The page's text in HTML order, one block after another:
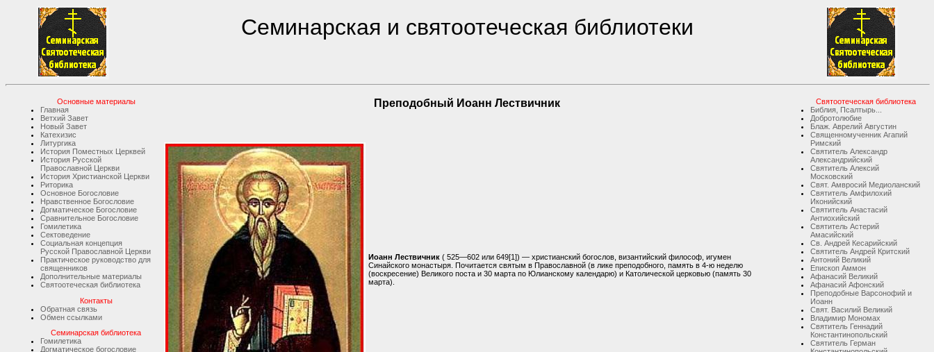
Семинарская и святоотеческая библиотеки
Основные материалы
Главная
Ветхий Завет
Новый Завет
Катехизис
Литургика
История Поместных Церквей
История Русской
Православной Церкви
История Христианской Церкви
Риторика
Основное Богословие
Нравственное Богословие
Догматическое Богословие
Сравнительное Богословие
Гомилетика
Сектоведение
Социальная концепция
Русской Православной Церкви
Практическое руководство для
священников
Дополнительные материалы
Святоотеческая библиотека
Контакты
Обратная связь
Обмен ссылками
Семинарская библиотека
Гомилетика
Догматическое богословие
Преподобный Иоанн Лествичник
Иоанн Лествичник ( 525—602 или 649[1]) — христианский богослов, византийский философ, игумен
Синайского монастыря. Почитается святым в Православной (в лике преподобного, память в 4-ю неделю
(воскресение) Великого поста и 30 марта по Юлианскому календарю) и Католической церковью (память 30
марта).
Святоотеческая библиотека
Библия, Псалтырь...
Добротолюбие
Блаж. Аврелий Августин
Священномученник Агапий
Римский
Святитель Александр
Александрийский
Святитель Алексий
Московский
Свят. Амвросий Медиоланский
Святитель Амфилохий
Иконийский
Святитель Анастасий
Антиохийский
Святитель Астерий
Амасийский
Св. Андрей Кесарийский
Святитель Андрей Критский
Антоний Великий
Епископ Аммон
Афанасий Великий
Афанасий Афонский
Преподобные Варсонофий и
Иоанн
Свят. Василий Великий
Владимир Мономах
Святитель Геннадий
Константинопольский
Святитель Герман